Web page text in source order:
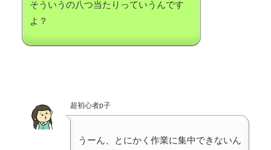
そういうの八つ当たりっていうんです
よ？
超初心者p子
うーん、とにかく作業に集中できないん